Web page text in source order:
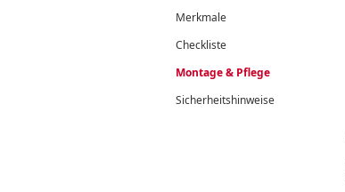
Merkmale
Checkliste
Montage & Pflege
Sicherheitshinweise